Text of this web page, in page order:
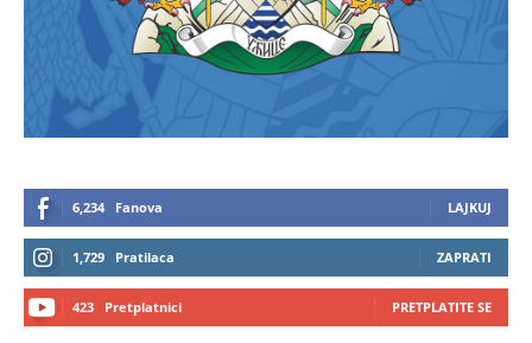
6,234 Fanova LAJKUJ
1,729 Pratilaca ZAPRATI
423 Pretplatnici PRETPLATITE SE